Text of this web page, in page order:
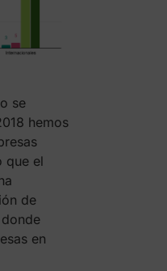
se
hemos
que el
de
en